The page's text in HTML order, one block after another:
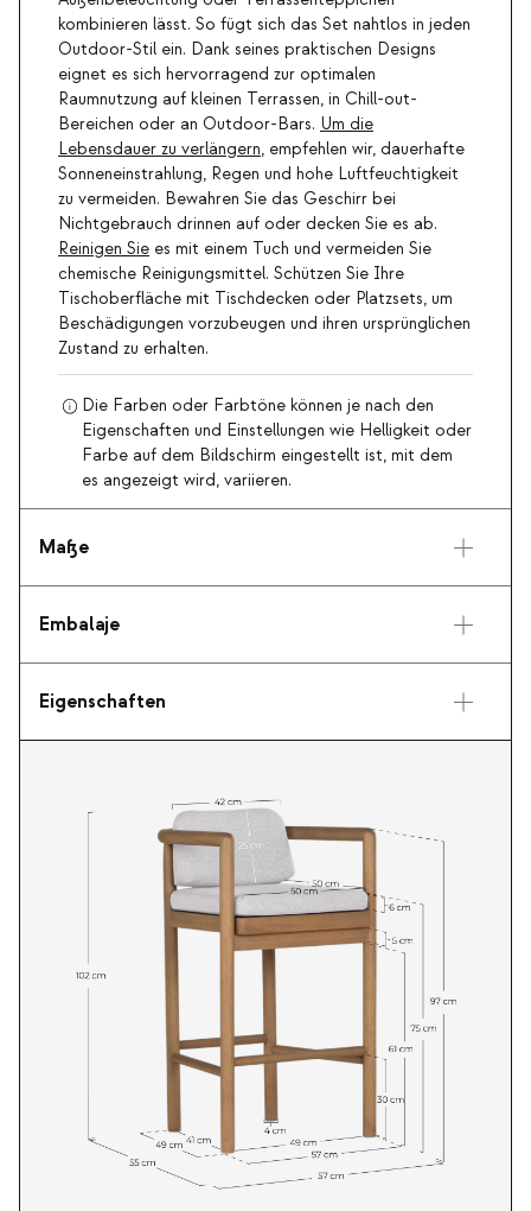
kombinieren lässt. So fügt sich das Set nahtlos in jeden
Outdoor-Stil ein. Dank seines praktischen Designs
eignet es sich hervorragend zur optimalen
Raumnutzung auf kleinen Terrassen, in Chill-out-
Bereichen oder an Outdoor-Bars. Um die
Lebensdauer zu verlängern, empfehlen wir, dauerhafte
Sonneneinstrahlung, Regen und hohe Luftfeuchtigkeit
zu vermeiden. Bewahren Sie das Geschirr bei
Nichtgebrauch drinnen auf oder decken Sie es ab.
Reinigen Sie es mit einem Tuch und vermeiden Sie
chemische Reinigungsmittel. Schützen Sie Ihre
Tischoberfläche mit Tischdecken oder Platzsets, um
Beschädigungen vorzubeugen und ihren ursprünglichen
Zustand zu erhalten.
Die Farben oder Farbtöne können je nach den
Eigenschaften und Einstellungen wie Helligkeit oder
Farbe auf dem Bildschirm eingestellt ist, mit dem
es angezeigt wird, variieren.
Maße
Embalaje
Eigenschaften